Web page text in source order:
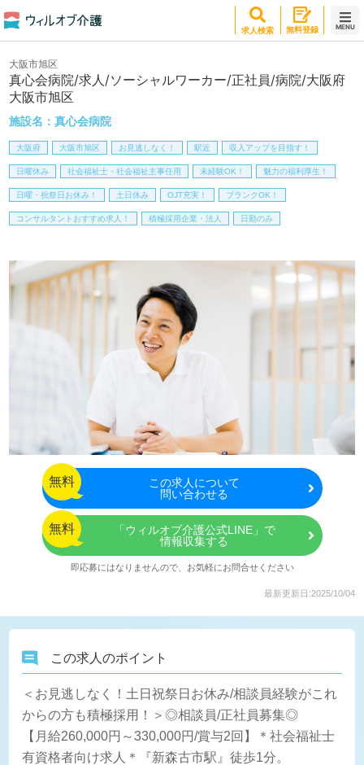
求人検索 無料登録 MENU
真心会病院/求人/ソーシャルワーカー/正社員/病院/大阪府
大阪市旭区
施設名：真心会病院
大阪市旭区
大阪府 大阪市旭区 お見逃しなく！ 駅近 収入アップを目指す！
日曜休み 社会福祉士・社会福祉主事任用 未経験OK！ 魅力の福利厚生！
日曜・祝祭日お休み！ 土日休み OJT充実！ ブランクOK！
コンサルタントおすすめ求人！ 積極採用企業・法人 日勤のみ
無料 この求人について
問い合わせる
無料
「ウィルオブ介護公式LINE」で
情報収集する
即応募にはなりませんので、お気軽にお問合せください
最新更新日:2025/10/04
この求人のポイント
＜お見逃しなく！土日祝祭日お休み/相談員経験がこれ
からの方も積極採用！＞◎相談員/正社員募集◎
【月給260,000円～330,000円/賞与2回】＊社会福祉士
有資格者向け求人＊『新森古市駅』徒歩1分。